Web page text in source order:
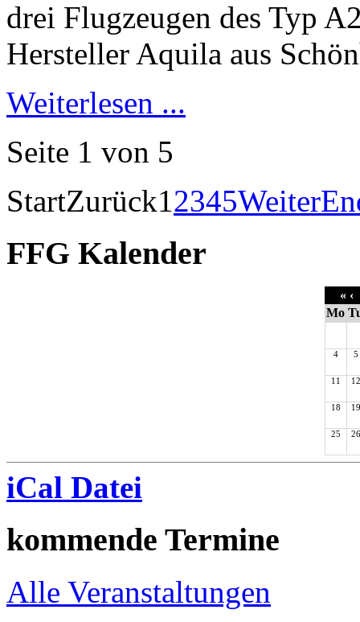
Weiterlesen ...
Seite 1 von 5
StartZurück12345Weiter
FFG Kalender
« ‹
Mo
4 5
11 12
18 19
25 26
iCal Datei
kommende Termine
Alle Veranstaltungen